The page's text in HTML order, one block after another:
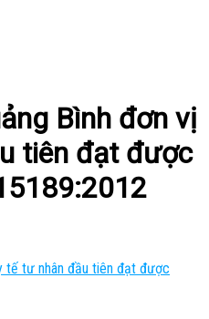
Bình đơn vị
tiên đạt được